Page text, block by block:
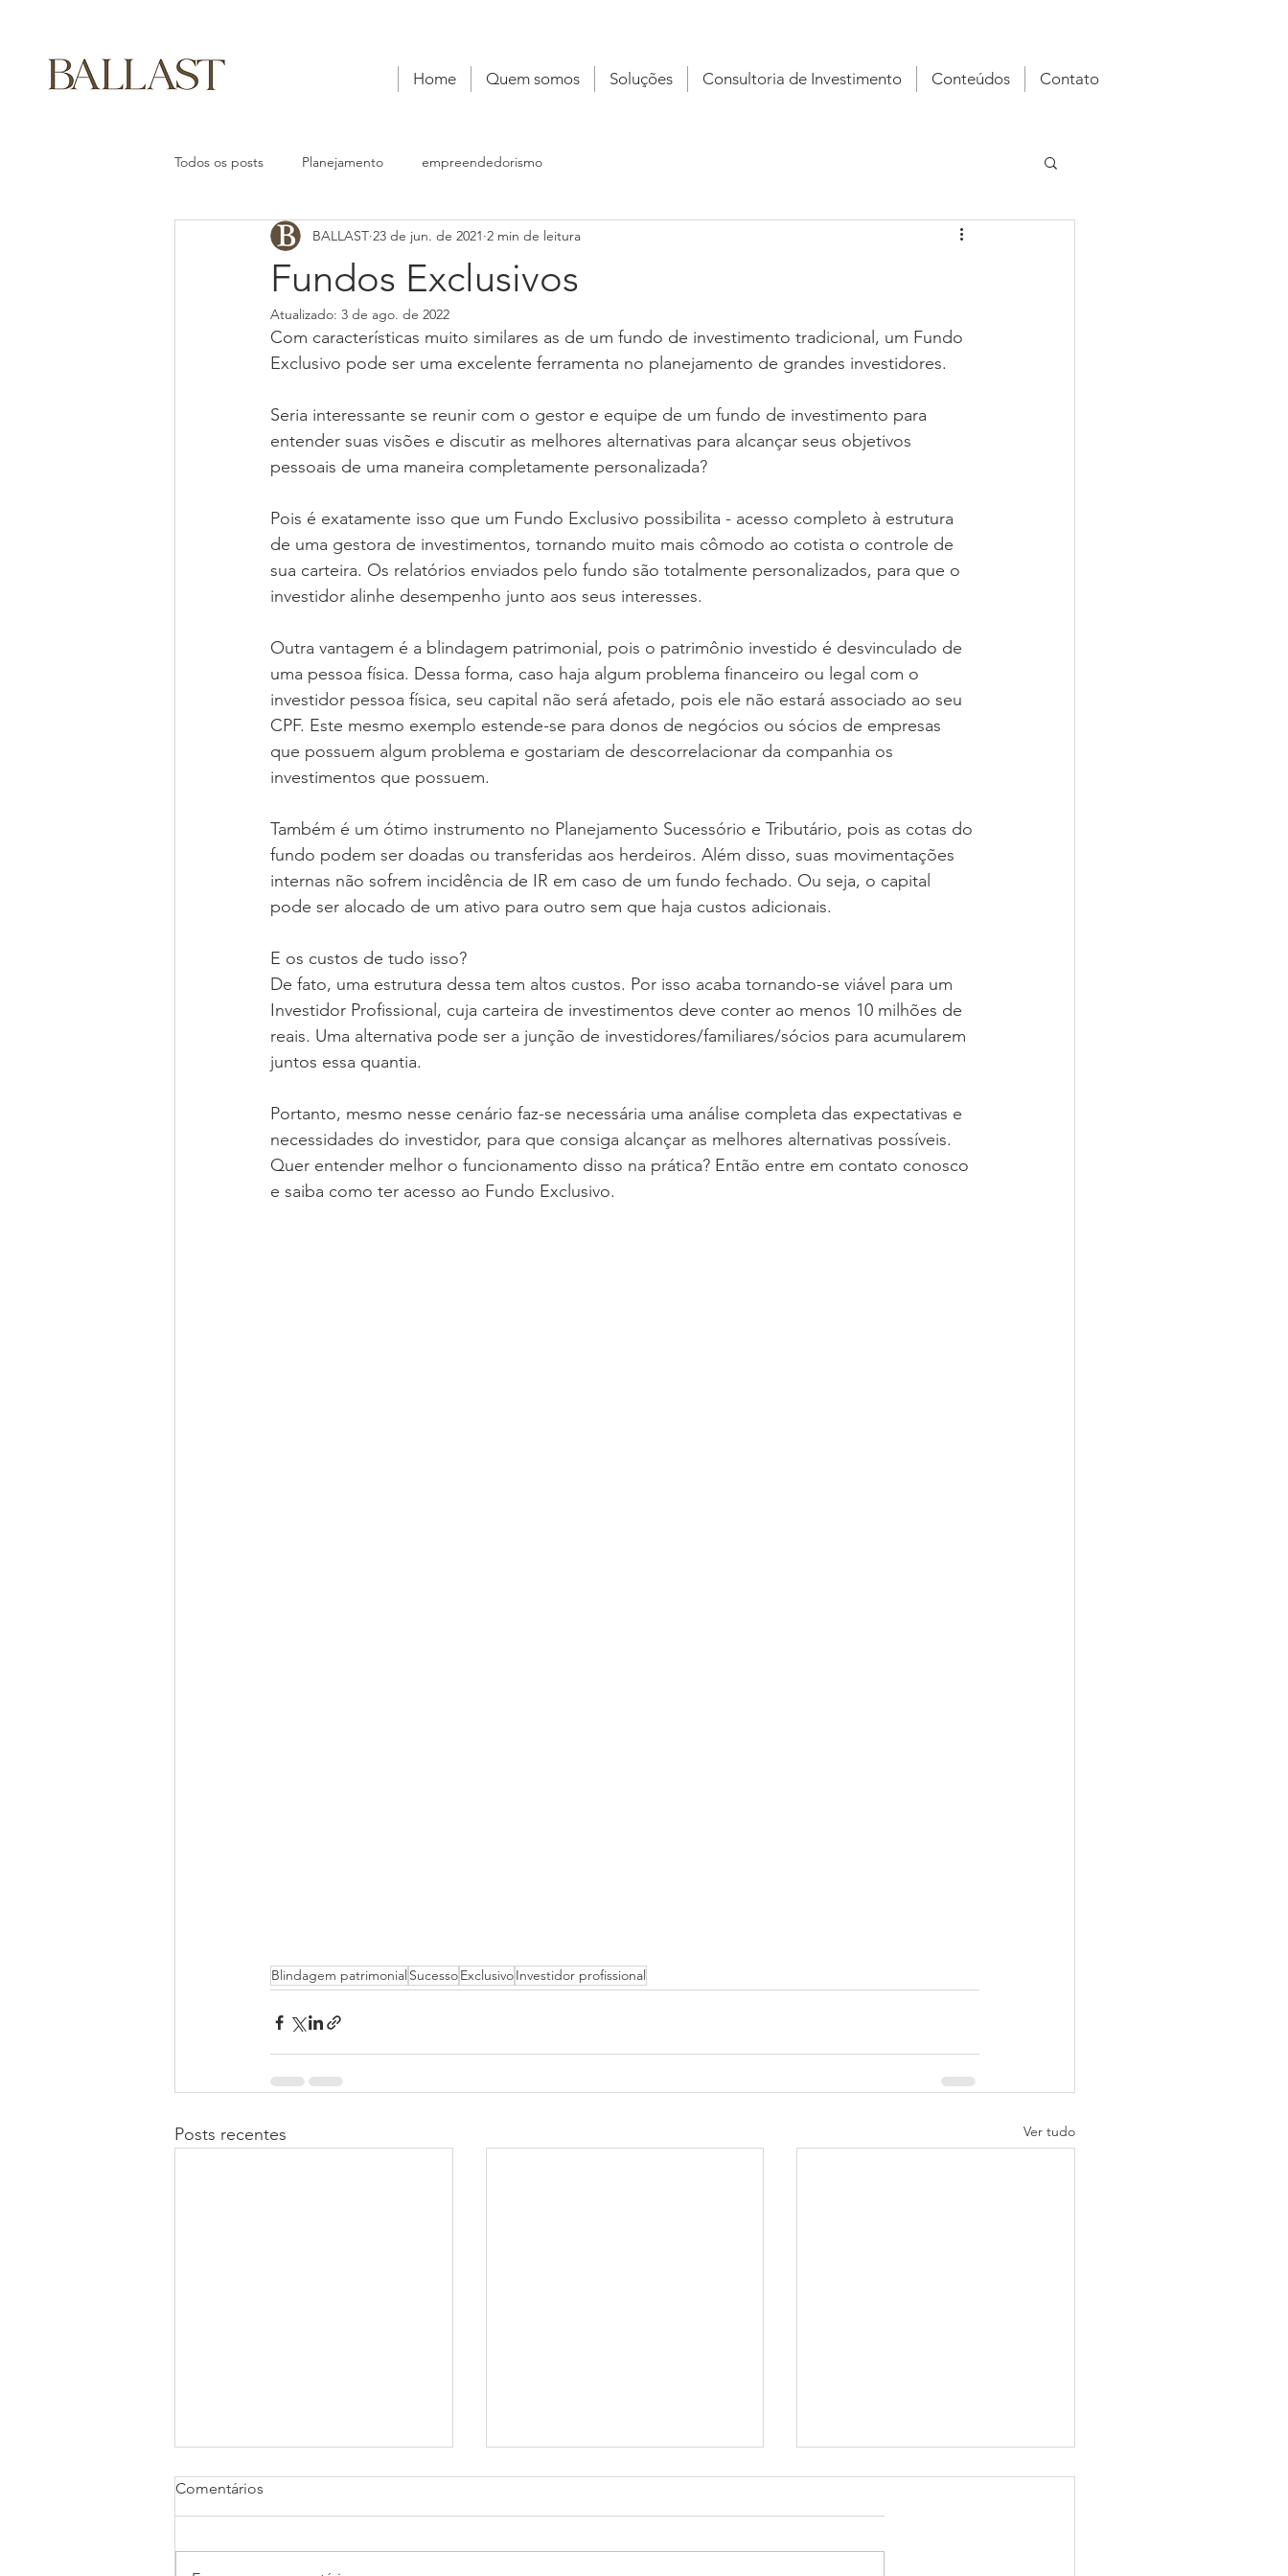
Home Quem somos Soluções Consultoria de Investimento Conteúdos Contato
Todos os posts Planejamento empreendedorismo
Fundos Exclusivos
BALLAST 23 de jun. de 2021 2 min de leitura
Atualizado: 3 de ago. de 2022
Com características muito similares as de um fundo de investimento tradicional, um Fundo
Exclusivo pode ser uma excelente ferramenta no planejamento de grandes investidores.
Seria interessante se reunir com o gestor e equipe de um fundo de investimento para
entender suas visões e discutir as melhores alternativas para alcançar seus objetivos
pessoais de uma maneira completamente personalizada?
Pois é exatamente isso que um Fundo Exclusivo possibilita - acesso completo à estrutura
de uma gestora de investimentos, tornando muito mais cômodo ao cotista o controle de
sua carteira. Os relatórios enviados pelo fundo são totalmente personalizados, para que o
investidor alinhe desempenho junto aos seus interesses.
Outra vantagem é a blindagem patrimonial, pois o patrimônio investido é desvinculado de
uma pessoa física. Dessa forma, caso haja algum problema financeiro ou legal com o
investidor pessoa física, seu capital não será afetado, pois ele não estará associado ao seu
CPF. Este mesmo exemplo estende-se para donos de negócios ou sócios de empresas
que possuem algum problema e gostariam de descorrelacionar da companhia os
investimentos que possuem.
Também é um ótimo instrumento no Planejamento Sucessório e Tributário, pois as cotas do
fundo podem ser doadas ou transferidas aos herdeiros. Além disso, suas movimentações
internas não sofrem incidência de IR em caso de um fundo fechado. Ou seja, o capital
pode ser alocado de um ativo para outro sem que haja custos adicionais.
E os custos de tudo isso?
De fato, uma estrutura dessa tem altos custos. Por isso acaba tornando-se viável para um
Investidor Profissional, cuja carteira de investimentos deve conter ao menos 10 milhões de
reais. Uma alternativa pode ser a junção de investidores/familiares/sócios para acumularem
juntos essa quantia.
Portanto, mesmo nesse cenário faz-se necessária uma análise completa das expectativas e
necessidades do investidor, para que consiga alcançar as melhores alternativas possíveis.
Quer entender melhor o funcionamento disso na prática? Então entre em contato conosco
e saiba como ter acesso ao Fundo Exclusivo.
Blindagem patrimonial SucessoExclusivoInvestidor profissional
Posts recentes Ver tudo
Comentários